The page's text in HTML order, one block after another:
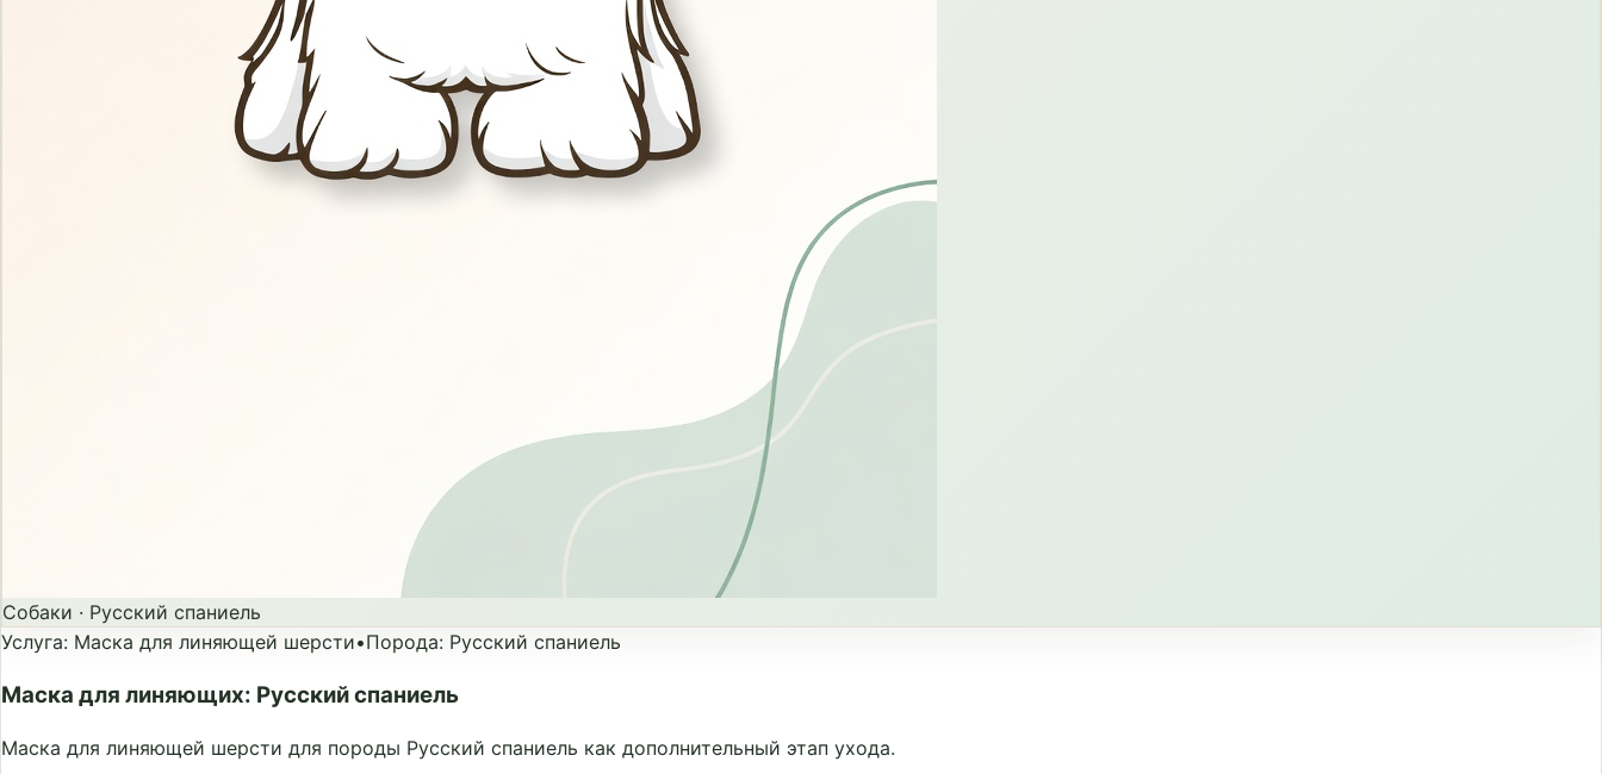
Собаки · Русский спаниель
Услуга: Маска для линяющей шерсти•Порода: Русский спаниель
Маска для линяющих: Русский спаниель
Маска для линяющей шерсти для породы Русский спаниель как дополнительный этап ухода.